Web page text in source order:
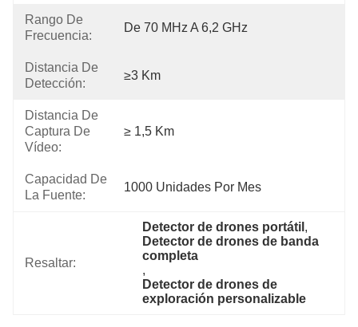
Rango De
Frecuencia:
De 70 MHz A 6,2 GHz
Distancia De
Detección:
≥3 Km
Distancia De
Captura De
Vídeo:
≥ 1,5 Km
Capacidad De
La Fuente:
1000 Unidades Por Mes
Resaltar:
Detector de drones portátil ,
Detector de drones de banda
completa
,
Detector de drones de
exploración personalizable